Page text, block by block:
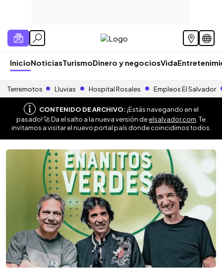
InicioNoticiasTurismoDinero y negociosVida
Terremotos Lluvias Hospital Rosales Empleos El Salvador
CONTENIDO DE ARCHIVO:¡Estás navegando en el
pasado! 🚀 Da el salto a la nueva versión deelsalvador.com . Te
invitamos a visitar el nuevo portal país donde coincidimos todos.